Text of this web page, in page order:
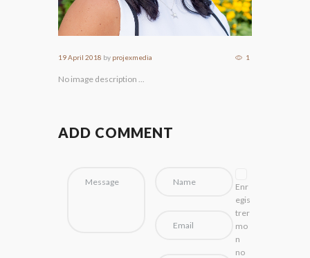
19 April 2018 by projexmedia 1
No image description ...
ADD COMMENT
Enr
egis
trer
mo
n
no